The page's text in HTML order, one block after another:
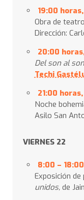
19:00
Obra de
Dirección:
20:00
Del son al
Techi
21:00
Noche
Asilo San
VIERNES 22
8:00 –
Exposición de
unidos, de